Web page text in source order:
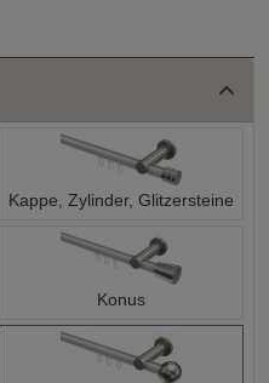
Kappe, Zylinder, Glitzersteine
Konus